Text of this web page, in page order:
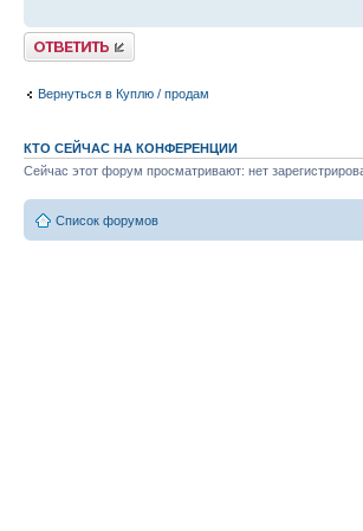
Ответить
Вернуться в Куплю / продам
КТО СЕЙЧАС НА КОНФЕРЕНЦИИ
Сейчас этот форум просматривают: нет
Список форумов